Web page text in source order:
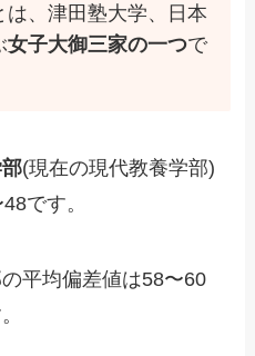
は、津田塾大学、日本
女子大御三家の一つで
(現在の現代教養学部)
です。
平均偏差値は58〜60